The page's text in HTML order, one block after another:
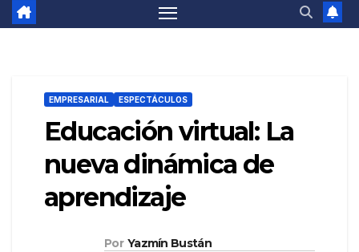
EMPRESARIAL ESPECTÁCULOS
Educación virtual: La
nueva dinámica de
aprendizaje
Por Yazmín Bustán